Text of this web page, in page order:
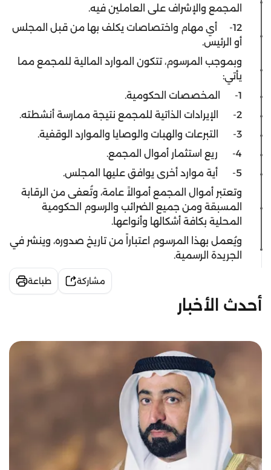
المجمع والإشراف على العاملين فيه.
12- أي مهام واختصاصات يكلف بها من قبل المجلس
أو الرئيس.
وبموجب المرسوم، تتكون الموارد المالية للمجمع مما
يأتي:
1- المخصصات الحكومية.
2- الإيرادات الذاتية للمجمع نتيجة ممارسة أنشطته.
3- التبرعات والهبات والوصايا والموارد الوقفية.
4- ريع استثمار أموال المجمع.
5- أية موارد أخرى يوافق عليها المجلس.
وتعتبر أموال المجمع أموالاً عامة، وتُعفى من الرقابة
المسبقة ومن جميع الضرائب والرسوم الحكومية
المحلية بكافة أشكالها وأنواعها.
ويُعمل بهذا المرسوم اعتباراً من تاريخ صدوره، وينشر في
الجريدة الرسمية.
مشاركة طباعة
أحدث الأخبار